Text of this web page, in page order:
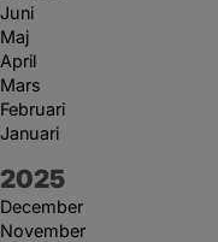
Juni
Maj
April
Mars
Februari
Januari
År:
2025
December
November